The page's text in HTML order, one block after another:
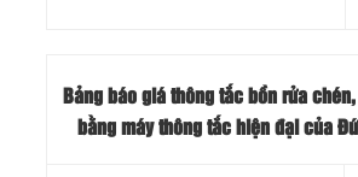
Bảng báo giá thông tắc bồn rửa
bằng máy thông tắc hiện đại của